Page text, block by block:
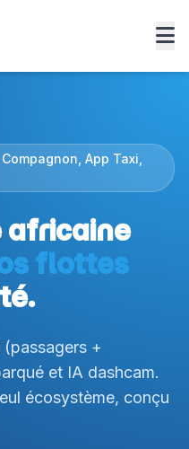
App Taxi,
africaine
flottes
+
et IA dashcam.
écosystème, conçu